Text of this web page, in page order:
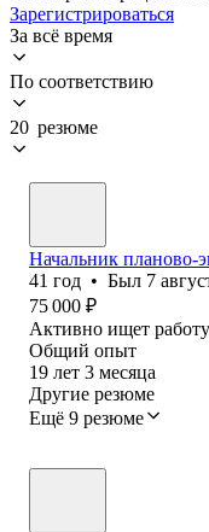
Зарегистрироваться
За всё время
По соответствию
20 резюме
Начальник планово-
41 год • Был 7
75 000 ₽
Активно ищет работу
Общий опыт
19 лет 3 месяца
Другие резюме
Ещё 9 резюме